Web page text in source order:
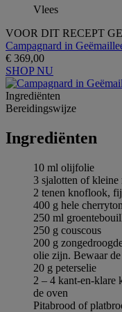
Vlees
VOOR DIT RECEPT
Campagnard in
€ 369,00
SHOP NU
Ingrediёnten
Bereidingswijze
Ingrediёnten
10 ml olijfolie
3 sjalotten of kleine
2 tenen knoflook,
400 g hele
250 ml
250 g couscous
200 g
olie zijn. Bewaar
20 g peterselie
2 – 4 kant-en-klare
de oven
Pitabrood of